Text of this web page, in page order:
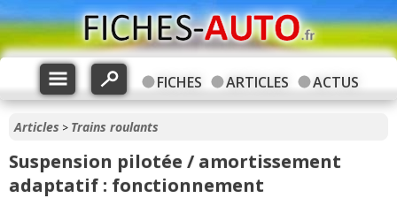
FICHES ARTICLES ACTUS
Articles > Trains roulants
Suspension pilotée / amortissement
adaptatif : fonctionnement